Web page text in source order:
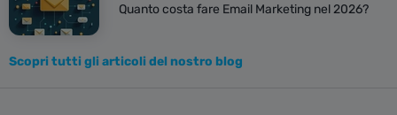
Quanto costa fare Email Marketing nel 2026?
Scopri tutti gli articoli del nostro blog